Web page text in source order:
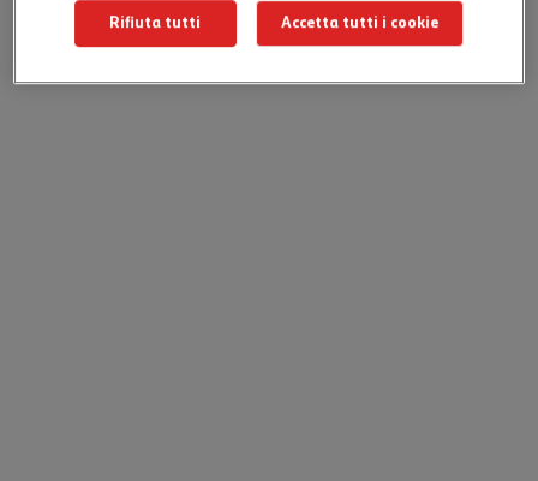
Rifiuta tutti Accetta tutti i cookie